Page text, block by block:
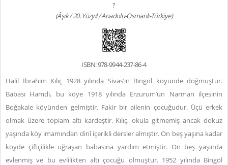
?
(Âşık / 20. Yüzyıl / Anadolu-Osmanlı-Türkiye)
ISBN: 978-9944-237-86-4
Halil İbrahim Kılıç 1928 yılında Sivas’ın Bingöl köyünde doğmuştur.
Babası Hamdi, bu köye 1918 yılında Erzurum’un Narman ilçesinin
Boğakale köyünden gelmiştir. Fakir bir ailenin çocuğudur. Üçü erkek
olmak üzere toplam altı kardeştir. Kılıç, okula gitmemiş ancak dokuz
yaşında köy imamından dinî içerikli dersler almıştır. On beş yaşına kadar
köyde çiftçilikle uğraşan babasına yardım etmiştir. On beş yaşında
evlenmiş ve bu evlilikten altı çocuğu olmuştur. 1952 yılında Bingöl